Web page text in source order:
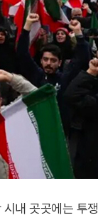
내 곳곳에는 투쟁